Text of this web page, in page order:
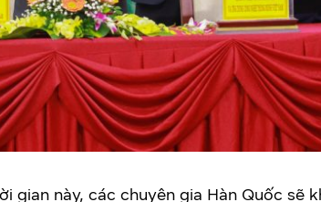
gian này, các chuyên gia Hàn Quốc sẽ